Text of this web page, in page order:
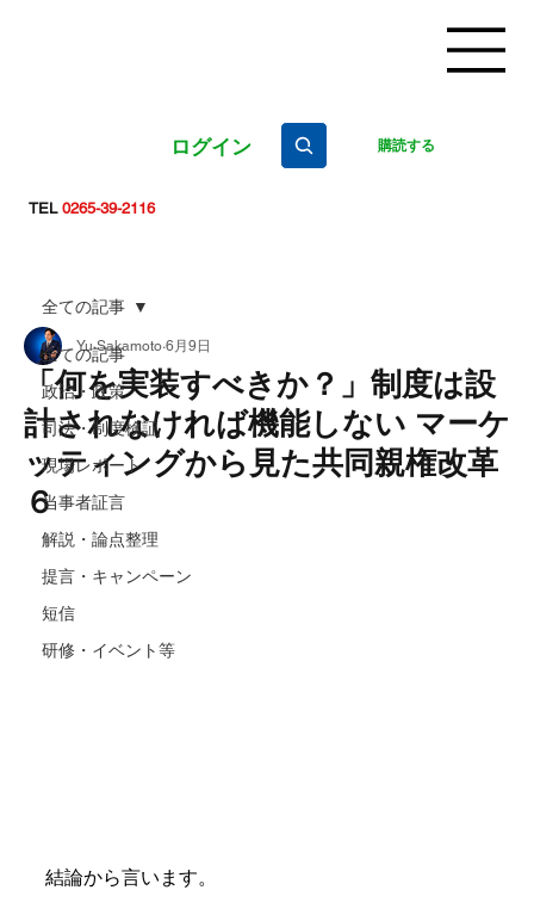
ログイン 購読する
TEL0265-39-2116
全ての記事
政治・政策
司法・制度検証
現場レポート
当事者証言
解説・論点整理
提言・キャンペーン
短信
研修・イベント等
全ての記事
「何を実装すべきか？」制度は設
計されなければ機能しない マーケ
ッティングから見た共同親権改革
６
Yu Sakamoto 6月9日
結論から言います。